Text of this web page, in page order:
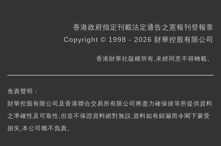
香港政府指定刊載法定通告之憲報刊登報章
Copyright © 1998 - 2026 財華控股有限公司
香港財華社版權所有,未經同意不得轉載。
免責聲明：
財華控股有限公司及香港聯合交易所有限公司將盡力確保彼等所提供資料
之準確性及可靠性,但並不保證資料絕對無誤,資料如有錯漏而令閣下蒙受
損失,本公司概不負責。